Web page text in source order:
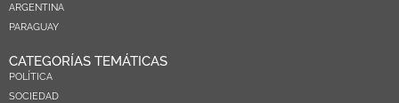
ARGENTINA
PARAGUAY
CATEGORÍAS TEMÁTICAS
POLÍTICA
SOCIEDAD